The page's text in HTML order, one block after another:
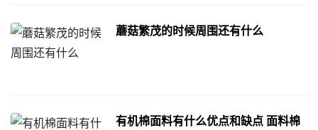
蘑菇繁茂的时候周围还有什么
有机棉面料有什么优点和缺点 面料棉